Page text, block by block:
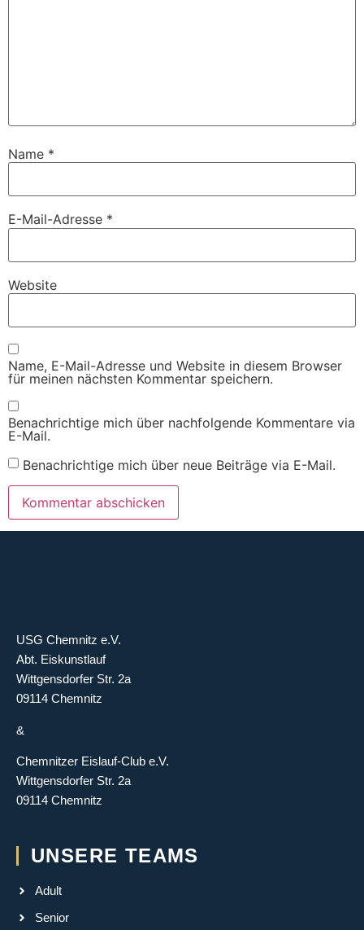
Name *
E-Mail-Adresse *
Website
Name, E-Mail-Adresse und Website in diesem Browser
für meinen nächsten Kommentar speichern.
Benachrichtige mich über nachfolgende Kommentare via
E-Mail.
Benachrichtige mich über neue Beiträge via E-Mail.
USG Chemnitz e.V.
Abt. Eiskunstlauf
Wittgensdorfer Str. 2a
09114 Chemnitz
&
Chemnitzer Eislauf-Club e.V.
Wittgensdorfer Str. 2a
09114 Chemnitz
UNSERE TEAMS
Adult
Senior